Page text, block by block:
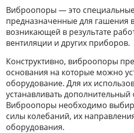
Виброопоры — это специальные
предназначенные для гашения
возникающей в результате
вентиляции и других приборов.
Конструктивно, виброопоры
основания на которые можно
оборудование. Для их
устанавливать дополнительный
Виброопоры необходимо
силы колебаний, их
оборудования.